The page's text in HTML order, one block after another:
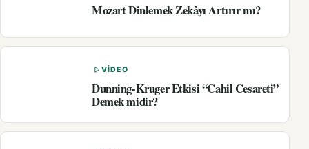
Mozart Dinlemek Zekâyı Artırır mı?
VIDEO
Dunning-Kruger Etkisi “Cahil Cesareti”
Demek midir?